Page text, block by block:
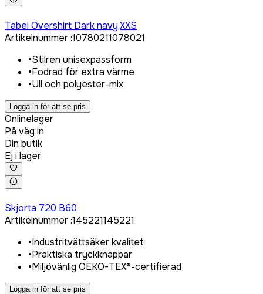
Tabei Overshirt Dark navy,XXS
Artikelnummer:10780211078021
•Stilren unisexpassform
•Fodrad för extra värme
•Ull och polyester-mix
Logga in för att se pris
Onlinelager
På väg in
Din butik
Ej i lager
Skjorta 720 B60
Artikelnummer:145221145221
•Industritvättsäker kvalitet
•Praktiska tryckknappar
•Miljövänlig OEKO-TEX®-certifierad
Logga in för att se pris